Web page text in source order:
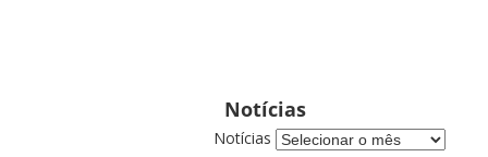
Notícias
Notícias